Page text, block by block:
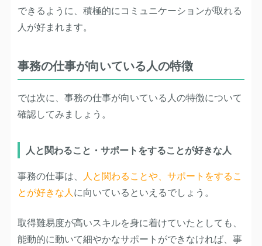
できるように、積極的にコミュニケーションが取れる
人が好まれます。
事務の仕事が向いている人の特徴
では次に、事務の仕事が向いている人の特徴について
確認してみましょう。
人と関わること・サポートをすることが好きな人
事務の仕事は、 人と関わることや、サポートをするこ
とが好きな人に向いているといえるでしょう。
取得難易度が高いスキルを身に着けていたとしても、
能動的に動いて細やかなサポートができなければ、事